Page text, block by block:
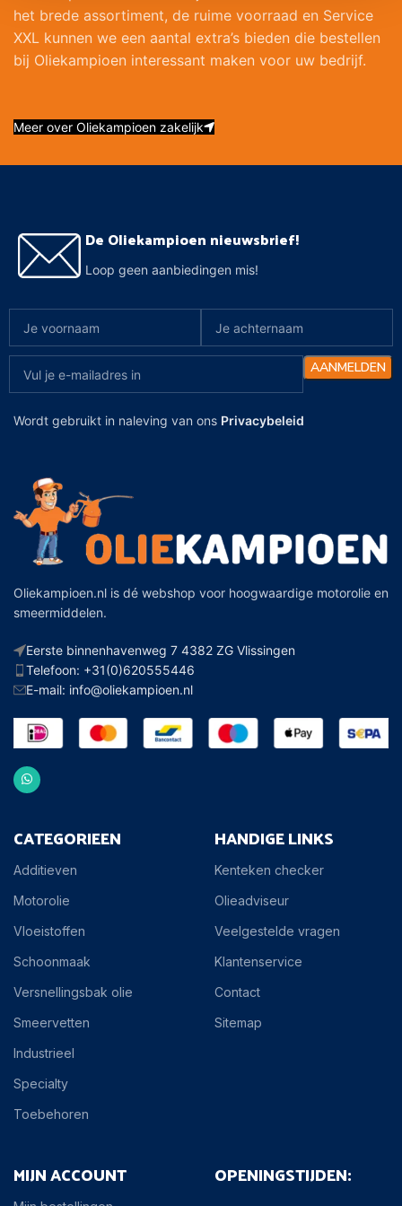
het brede assortiment, de ruime voorraad en Service
XXL kunnen we een aantal extra’s bieden die bestellen
bij Oliekampioen interessant maken voor uw bedrijf.
Meer over Oliekampioen zakelijk
De Oliekampioen nieuwsbrief!
Loop geen aanbiedingen mis!
Wordt gebruikt in naleving van ons Privacybeleid
Oliekampioen.nl is dé webshop voor hoogwaardige motorolie en
smeermiddelen.
Eerste binnenhavenweg 7 4382 ZG Vlissingen
Telefoon: +31(0)620555446
E-mail: info@oliekampioen.nl
CATEGORIEEN
Additieven
Motorolie
Vloeistoffen
Schoonmaak
Versnellingsbak olie
Smeervetten
Industrieel
Specialty
Toebehoren
HANDIGE LINKS
Kenteken checker
Olieadviseur
Veelgestelde vragen
Klantenservice
Contact
Sitemap
MIJN ACCOUNT OPENINGSTIJDEN: